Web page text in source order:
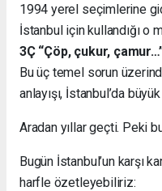
1994 yerel seçimlerine
İstanbul için kullandığı o
3Ç “Çöp, çukur,
Bu üç temel sorun
anlayışı, İstanbul’da
Aradan yıllar geçti. Peki
Bugün İstanbul’un karşı
harfle özetleyebiliriz: